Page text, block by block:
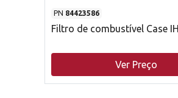
PN 84423586
Filtro de combustível Case IH
Ver Preço